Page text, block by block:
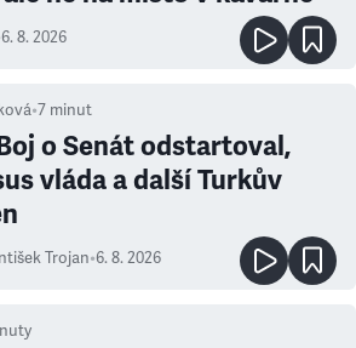
6. 8. 2026
•7 minut
o Senát odstartoval,
vláda a další Turkův
Trojan•6. 8. 2026